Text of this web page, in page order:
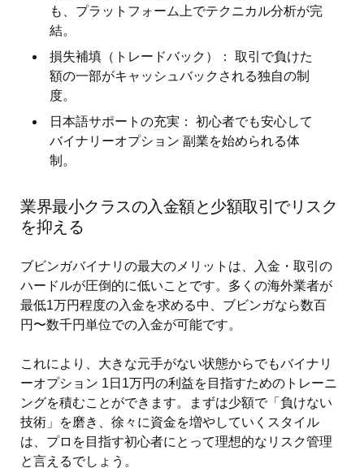
も、プラットフォーム上でテクニカル分析が完
結。
損失補填（トレードバック）： 取引で負けた
額の一部がキャッシュバックされる独自の制
度。
日本語サポートの充実： 初心者でも安心して
バイナリーオプション 副業を始められる体
制。
業界最小クラスの入金額と少額取引でリスク
を抑える
ブビンガバイナリの最大のメリットは、入金・取引の
ハードルが圧倒的に低いことです。多くの海外業者が
最低1万円程度の入金を求める中、ブビンガなら数百
円〜数千円単位での入金が可能です。
これにより、大きな元手がない状態からでもバイナリ
ーオプション 1日1万円の利益を目指すためのトレーニ
ングを積むことができます。まずは少額で「負けない
技術」を磨き、徐々に資金を増やしていくスタイル
は、プロを目指す初心者にとって理想的なリスク管理
と言えるでしょう。